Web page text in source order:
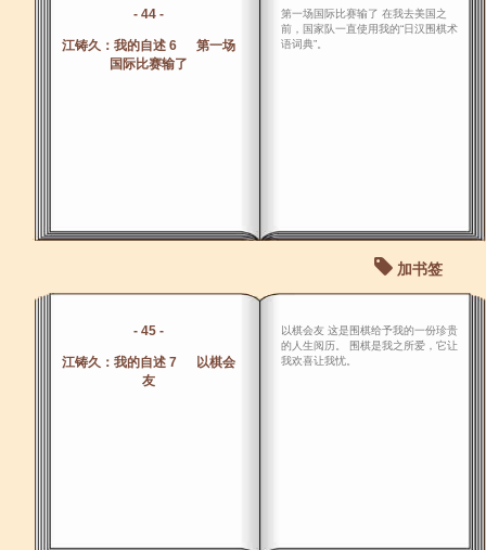
- 44 -
江铸久：我的自述 6 第一场
国际比赛输了
第一场国际比赛输了 在我去美国之
前，国家队一直使用我的“日汉围棋术
语词典”。
加书签
- 45 -
江铸久：我的自述 7 以棋会
友
以棋会友 这是围棋给予我的一份珍贵
的人生阅历。 围棋是我之所爱，它让
我欢喜让我忧。